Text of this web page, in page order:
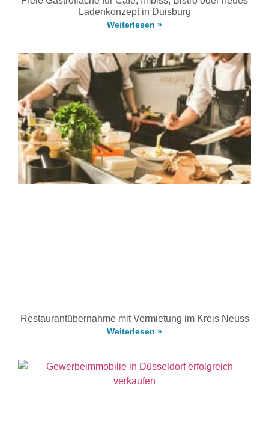
Ladenkonzept in Duisburg
Weiterlesen »
Restaurantübernahme mit Vermietung im Kreis Neuss
Weiterlesen »